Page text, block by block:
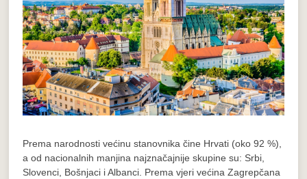
Prema narodnosti većinu stanovnika čine Hrvati (oko 92 %),
a od nacionalnih manjina najznačajnije skupine su: Srbi,
Slovenci, Bošnjaci i Albanci. Prema vjeri većina Zagrepčana